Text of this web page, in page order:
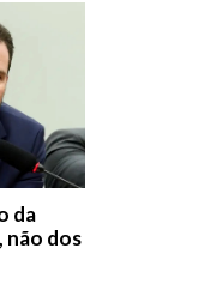
da
não dos